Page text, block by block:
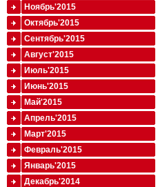
Ноябрь'2015
Октябрь'2015
Сентябрь'2015
Август'2015
Июль'2015
Июнь'2015
Май'2015
Апрель'2015
Март'2015
Февраль'2015
Январь'2015
Декабрь'2014